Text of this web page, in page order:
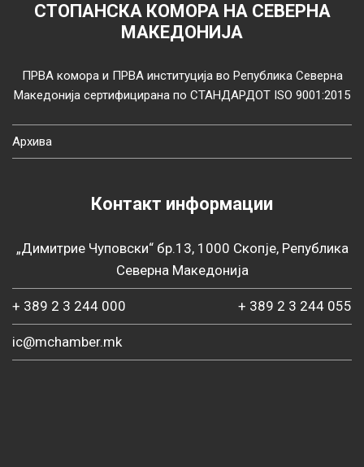
СТОПАНСКА КОМОРА НА СЕВЕРНА
МАКЕДОНИЈА
ПРВА комора и ПРВА институција во Република Северна
Македонија сертифицирана по СТАНДАРДОТ ISO 9001:2015
Архива
Контакт информации
„Димитрие Чуповски“ бр.13, 1000 Скопје, Република
Северна Македонија
+ 389 2 3 244 000 + 389 2 3 244 055
ic@mchamber.mk